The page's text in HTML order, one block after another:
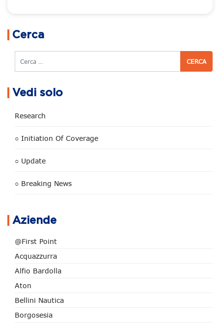
Cerca
Cerca
Vedi solo
Research
○ Initiation Of Coverage
○ Update
○ Breaking News
Aziende
@First Point
Acquazzurra
Alfio Bardolla
Aton
Bellini Nautica
Borgosesia